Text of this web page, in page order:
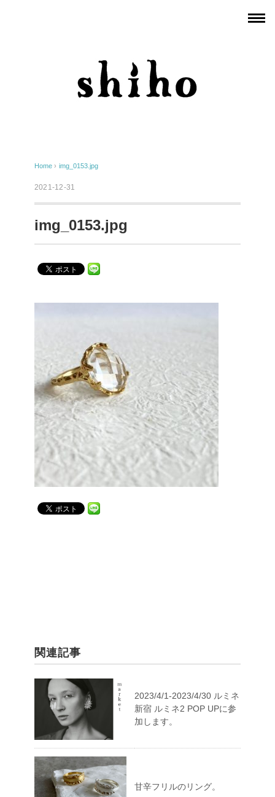
Home › img_0153.jpg
2021-12-31
img_0153.jpg
関連記事
2023/4/1-2023/4/30 ルミネ
新宿 ルミネ2 POP UPに参
加します。
甘辛フリルのリング。